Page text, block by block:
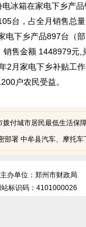
冰箱在家电下乡产
台，占全月销售总
电下乡产品897台（
售金额 1448979元,
2月家电下乡补贴工
户农民受益。
拨付城市居民最低生活保
部署 中牟县汽车、摩托车
主办单位：郑州市财政局
站标识码：4101000026